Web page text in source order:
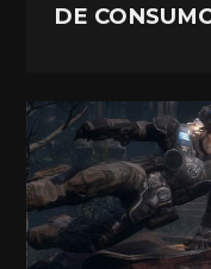
DE